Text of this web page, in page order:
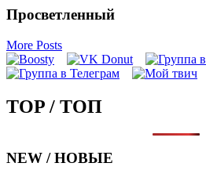
Просветленный
More Posts
TOP / ТОП
NEW / НОВЫЕ